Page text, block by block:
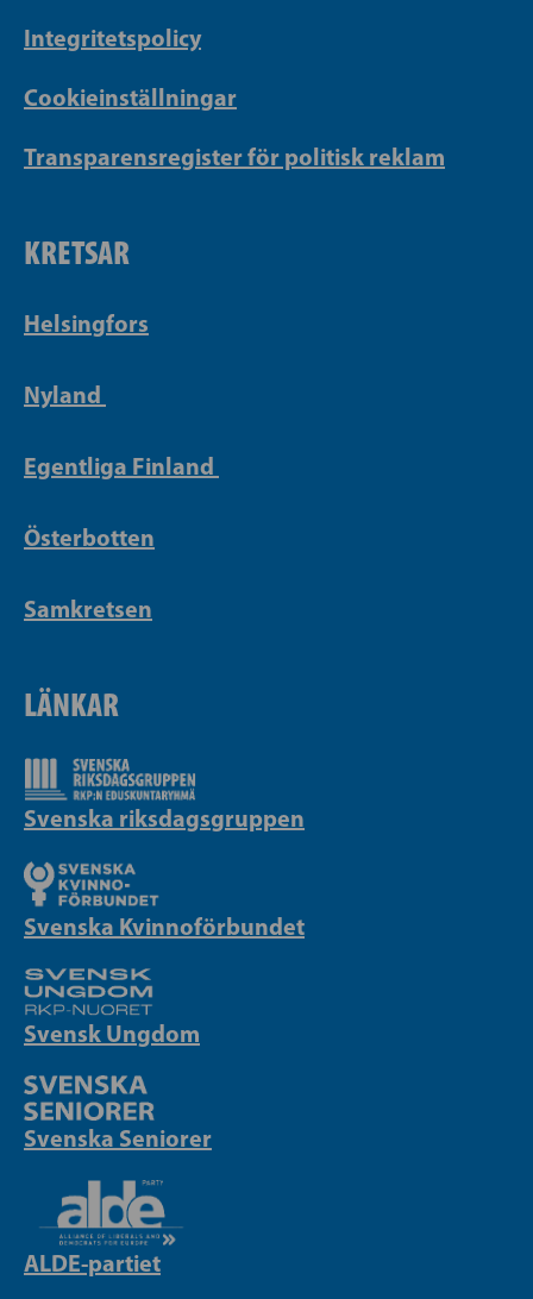
Integritetspolicy
Cookieinställningar
Transparensregister för politisk reklam
KRETSAR
Helsingfors
Nyland
Egentliga Finland
Österbotten
Samkretsen
LÄNKAR
Svenska riksdagsgruppen
Svenska Kvinnoförbundet
Svensk Ungdom
Svenska Seniorer
ALDE-partiet